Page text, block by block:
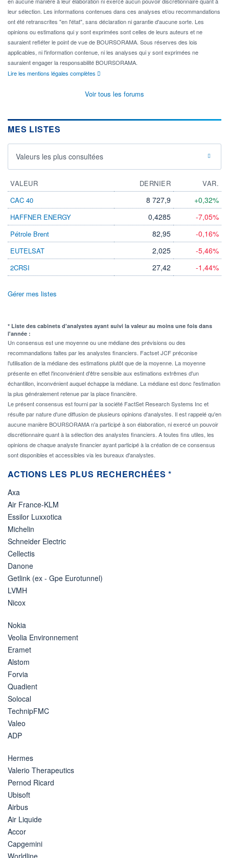
leur sélection. Les informations contenues dans ces analyses et/ou recommandations
ont été retranscrites "en l'état", sans déclaration ni garantie d'aucune sorte. Les
opinions ou estimations qui y sont exprimées sont celles de leurs auteurs et ne
sauraient refléter le point de vue de BOURSORAMA. Sous réserves des lois
applicables, ni l'information contenue, ni les analyses qui y sont exprimées ne
sauraient engager la responsabilité BOURSORAMA.
Lire les mentions légales complètes
Voir tous les forums
MES LISTES
Valeurs les plus consultées
VALEUR DERNIER
VAR.
CAC 40
8 727,9 +0,32%
HAFFNER ENERGY 0,4285 -7,05%
Pétrole Brent 82,95 -0,16%
EUTELSAT 2,025 -5,46%
2CRSI 27,42 -1,44%
Gérer mes listes
* Liste des cabinets d'analystes ayant suivi la valeur au moins une fois dans
l'année :
Un consensus est une moyenne ou une médiane des prévisions ou des
recommandations faites par les analystes financiers. Factset JCF préconise
l'utilisation de la médiane des estimations plutôt que de la moyenne. La moyenne
présente en effet l'inconvénient d'être sensible aux estimations extrêmes d'un
échantillon, inconvénient auquel échappe la médiane. La médiane est donc l'estimation
la plus généralement retenue par la place financière.
Le présent consensus est fourni par la société FactSet Research Systems Inc et
résulte par nature d'une diffusion de plusieurs opinions d'analystes. Il est rappelé qu'en
aucune manière BOURSORAMA n'a participé à son élaboration, ni exercé un pouvoir
discrétionnaire quant à la sélection des analystes financiers. A toutes fins utiles, les
opinions de chaque analyste financier ayant participé à la création de ce consensus
sont disponibles et accessibles via les bureaux d'analystes.
ACTIONS LES PLUS RECHERCHÉES *
Axa
Air France-KLM
Essilor Luxxotica
Michelin
Schneider Electric
Cellectis
Danone
Getlink (ex - Gpe Eurotunnel)
LVMH
Nicox
Nokia
Veolia Environnement
Eramet
Alstom
Forvia
Quadient
Solocal
TechnipFMC
Valeo
ADP
Hermes
Valerio Therapeutics
Pernod Ricard
Ubisoft
Airbus
Air Liquide
Accor
Capgemini
Worldline